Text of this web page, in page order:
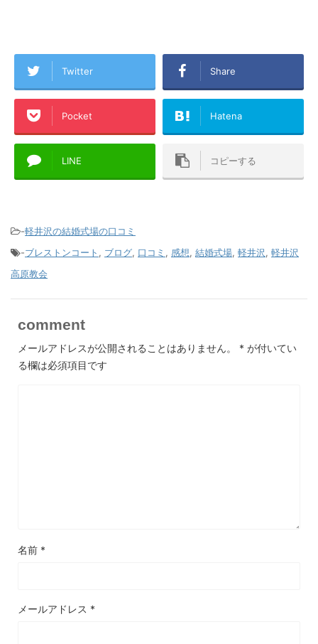
Twitter Share
Pocket Hatena
LINE コピーする
-軽井沢の結婚式場の口コミ
-ブレストンコート , ブログ, 口コミ , 感想, 結婚式場, 軽井沢, 軽井沢
高原教会
comment
メールアドレスが公開されることはありません。 * が付いてい
る欄は必須項目です
名前 *
メールアドレス *